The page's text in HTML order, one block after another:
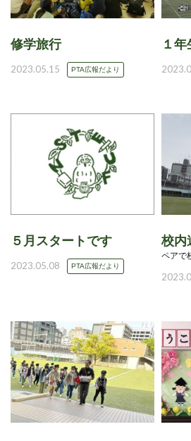
修学旅行
2023.05.15 PTA広報だより
１
５月スタートです
2023.05.08 PTA広報だより
校内
ペアで